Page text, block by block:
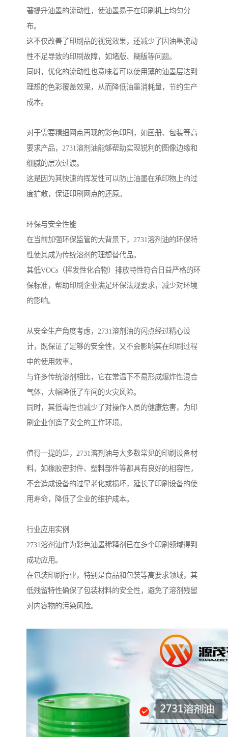
著提升油墨的流动性，使油墨易于在印刷机上均匀分
布。
这不仅改善了印刷品的视觉效果，还减少了因油墨流动
性不足导致的印刷故障，如堵版、糊版等问题。
同时，优化的流动性也意味着可以使用薄的油墨层达到
理想的色彩覆盖效果，从而降低油墨消耗量，节约生产
成本。
对于需要精细网点再现的彩色印刷，如画册、包装等高
要求产品，2731溶剂油能够帮助实现锐利的图像边缘和
细腻的层次过渡。
这是因为其快速的挥发性可以防止油墨在承印物上的过
度扩散，保证印刷网点的还原。
环保与安全性能
在当前加强环保监管的大背景下，2731溶剂油的环保特
性使其成为传统溶剂的理想替代品。
其低VOCs（挥发性化合物）排放特性符合日益严格的环
保标准，帮助印刷企业满足环保法规要求，减少对环境
的影响。
从安全生产角度考虑，2731溶剂油的闪点经过精心设
计，既保证了足够的安全性，又不会影响其在印刷过程
中的使用效率。
与许多传统溶剂相比，它在常温下不易形成爆炸性混合
气体，大幅降低了车间的火灾风险。
同时，其低毒性也减少了对操作人员的健康危害，为印
刷企业创造了安全的工作环境。
值得一提的是，2731溶剂油与大多数常见的印刷设备材
料，如橡胶密封件、塑料部件等都具有良好的相容性，
不会造成设备的过早老化或损坏，延长了印刷设备的使
用寿命，降低了企业的维护成本。
行业应用实例
2731溶剂油作为彩色油墨稀释剂已在多个印刷领域得到
成功应用。
在包装印刷行业，特别是食品和包装等高要求领域，其
低残留特性确保了包装材料的安全性，避免了溶剂残留
对内容物的污染风险。